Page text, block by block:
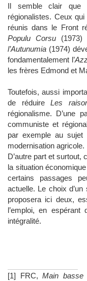
Il semble clair
régionalistes. Ceux
réunis dans le Front
Populu Corsu
l’Autunumia (1974)
fondamentalement l’
les frères Edmond et
Toutefois, aussi
de réduire Les
régionalisme. D’une
communiste et
par exemple au
modernisation agricole.
D’autre part et surtout,
la situation
certains passages
actuelle. Le choix
proposera ici deux,
l’emploi, en espérant
intégralité.
[1] FRC,Main